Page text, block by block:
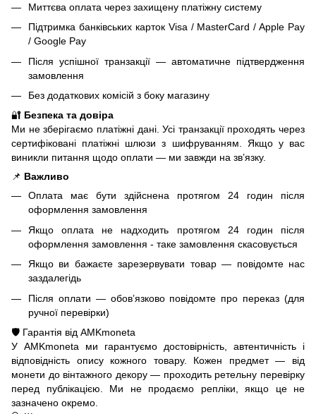
Миттєва оплата через захищену платіжну систему
Підтримка банківських карток Visa / MasterCard / Apple Pay
/ Google Pay
Після успішної транзакції — автоматичне підтвердження
замовлення
Без додаткових комісій з боку магазину
🔐 Безпека та довіра
Ми не зберігаємо платіжні дані. Усі транзакції проходять через
сертифіковані платіжні шлюзи з шифруванням. Якщо у вас
виникли питання щодо оплати — ми завжди на зв’язку.
📌 Важливо
Оплата має бути здійснена протягом 24 годин після
оформлення замовлення
Якщо оплата не надходить протягом 24 годин після
оформлення замовлення - таке замовлення скасовується
Якщо ви бажаєте зарезервувати товар — повідомте нас
заздалегідь
Після оплати — обов’язково повідомте про переказ (для
ручної перевірки)
🛡️ Гарантія від AMKmoneta
У AMKmoneta ми гарантуємо достовірність, автентичність і
відповідність опису кожного товару. Кожен предмет — від
монети до вінтажного декору — проходить ретельну перевірку
перед публікацією. Ми не продаємо репліки, якщо це не
зазначено окремо.